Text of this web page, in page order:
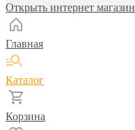
Открыть интернет магазин
Главная
Каталог
Корзина